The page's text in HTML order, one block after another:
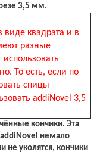
3,5 мм.
квадрата и в
разные
То есть, если по
спицы
addiNovel 3,5
кончики. Эта
addiNovel немало
не уколятся, кончики